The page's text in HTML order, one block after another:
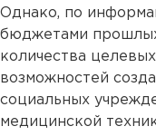
Однако, по
бюджетами
количества
возможностей
социальных
медицинской